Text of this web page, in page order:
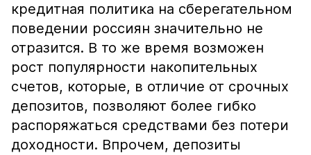
кредитная политика на сберегательном
поведении россиян значительно не
отразится. В то же время возможен
рост популярности накопительных
счетов, которые, в отличие от срочных
депозитов, позволяют более гибко
распоряжаться средствами без потери
доходности. Впрочем, депозиты